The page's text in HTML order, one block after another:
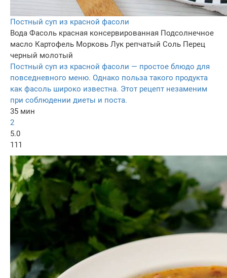
Постный суп из красной фасоли
Вода Фасоль красная консервированная Подсолнечное
масло Картофель Морковь Лук репчатый Соль Перец
черный молотый
Постный суп из красной фасоли — простое блюдо для
повседневного меню. Однако польза такого продукта
как фасоль широко известна. Этот рецепт незаменим
при соблюдении диеты и поста.
35 мин
2
5.0
111